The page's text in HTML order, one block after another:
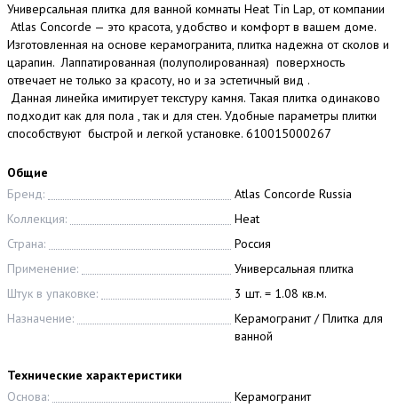
Универсальная плитка для ванной комнаты Heat Tin Lap, от компании
Atlas Concorde — это красота, удобство и комфорт в вашем доме.
Изготовленная на основе керамогранита, плитка надежна от сколов и
царапин. Лаппатированная (полуполированная) поверхность
отвечает не только за красоту, но и за эстетичный вид .
Данная линейка имитирует текстуру камня. Такая плитка одинаково
подходит как для пола , так и для стен. Удобные параметры плитки
способствуют быстрой и легкой установке. 610015000267
Общие
Бренд:
Atlas Concorde Russia
Коллекция:
Heat
Страна:
Россия
Применение:
Универсальная плитка
Штук в упаковке:
3 шт. = 1.08 кв.м.
Назначение:
Керамогранит / Плитка для
ванной
Технические характеристики
Основа:
Керамогранит